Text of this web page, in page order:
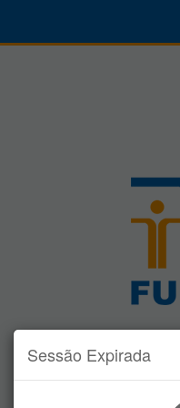
Sessão Expirada
BEM-